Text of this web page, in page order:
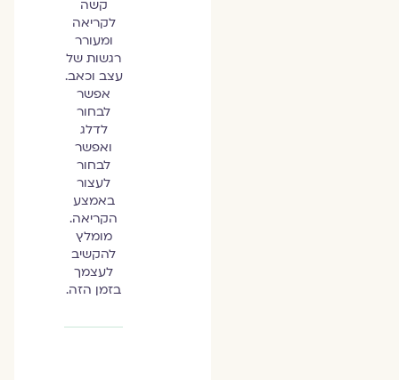
קשה
לקריאה
ומעורר
רגשות של
עצב וכאב.
אפשר
לבחור
לדלג
ואפשר
לבחור
לעצור
באמצע
הקריאה.
מומלץ
להקשיב
לעצמך
בזמן הזה.